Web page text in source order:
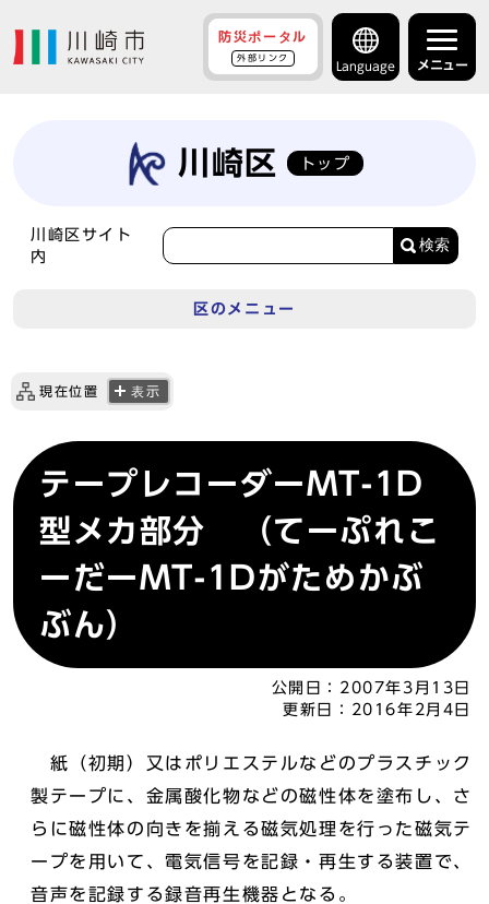
防災ポータル
外部リンク
Language メニュー
川崎区 トップ
川崎区サイト
内
検索
区のメニュー
現在位置 表示
テープレコーダーMT-1D
型メカ部分 （てーぷれこ
ーだーMT-1Dがためかぶ
ぶん）
公開日： 2007年3月13日
更新日：
2016年2月4日
紙（初期）又はポリエステルなどのプラスチック
製テープに、金属酸化物などの磁性体を塗布し、さ
らに磁性体の向きを揃える磁気処理を行った磁気テ
ープを用いて、電気信号を記録・再生する装置で、
音声を記録する録音再生機器となる。